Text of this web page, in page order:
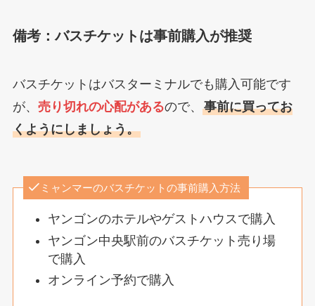
備考：バスチケットは事前購入が推奨
バスチケットはバスターミナルでも購入可能です
が、 売り切れの心配があるので、 事前に買ってお
くようにしましょう。
ミャンマーのバスチケットの事前購入方法
ヤンゴンのホテルやゲストハウスで購入
ヤンゴン中央駅前のバスチケット売り場
で購入
オンライン予約で購入